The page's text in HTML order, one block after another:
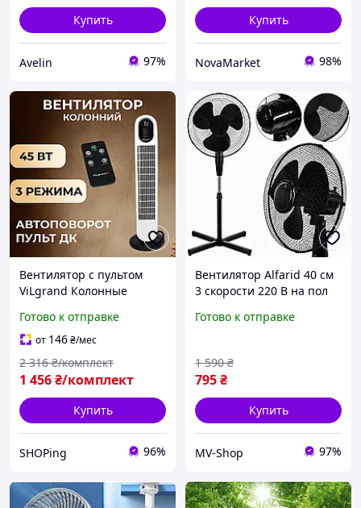
Купить
Avelin 97%
Купить
NovaMarket 98%
Вентилятор с пультом
ViLgrand Колонные
офиса 3 скорости 25 м²
Вентилятор комнатный
сенсорный 45 Вт
Готово к отправке
от 146₴/мес
1 456₴/комплект
2 316 ₴/комплект
Купить
SHOPing 96%
Вентилятор Alfarid 40 см
3 скорости 220 В на пол
высоты и наклона |
дома и офис
Готово к отправке
795₴
1 590 ₴
Купить
MV-Shop 97%